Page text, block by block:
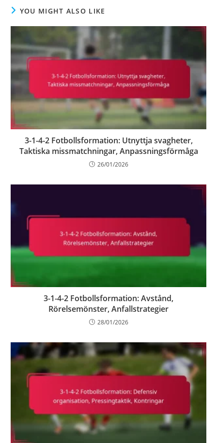
YOU MIGHT ALSO LIKE
3-1-4-2 Fotbollsformation: Utnyttja svagheter,
Taktiska missmatchningar, Anpassningsförmåga
26/01/2026
3-1-4-2 Fotbollsformation: Avstånd,
Rörelsemönster, Anfallstrategier
28/01/2026